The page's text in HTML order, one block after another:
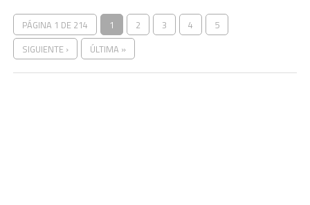
PÁGINA 1 DE 214 1 2 3 4
5
SIGUIENTE ›
ÚLTIMA »